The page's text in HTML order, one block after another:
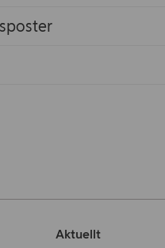
Aktuellt